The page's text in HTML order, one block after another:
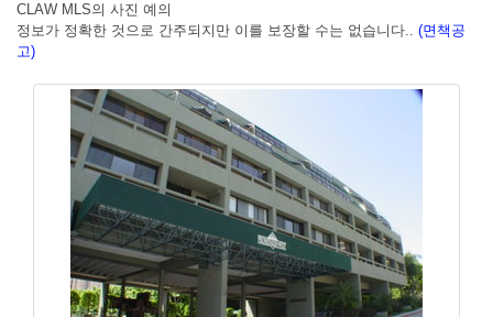
CLAW MLS의 사진 예의
정보가 정확한 것으로 간주되지만 이를 보장할 수는 없습니다.. (면책공
고)